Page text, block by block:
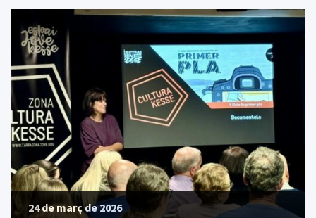
24 de març de 2026